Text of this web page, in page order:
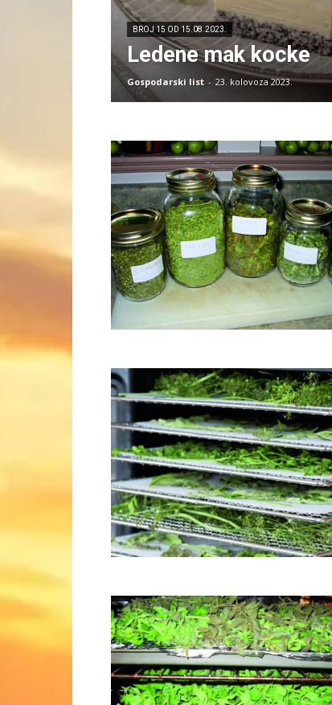
BROJ 15 OD 15.08.2023.
Ledene mak kocke
Gospodarski list - 23. kolovoza 2023.